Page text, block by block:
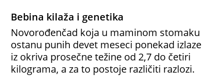
Bebina kilaža i genetika
Novorođenčad koja u maminom stomaku
ostanu punih devet meseci ponekad izlaze
iz okriva prosečne težine od 2,7 do četiri
kilograma, a za to postoje različiti razlozi.